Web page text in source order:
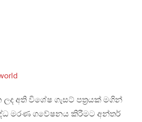
අති විශේෂ ගැසට් පත්‍රයක් මගින්
මරණ ගවේෂනය කිරීමට අන්තර්